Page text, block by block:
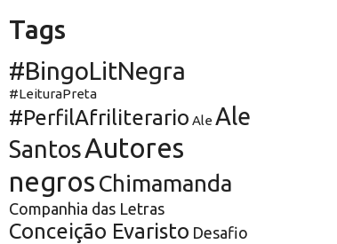
Tags
#BingoLitNegra
#LeituraPreta
#PerfilAfriliterario Ale Ale
SantosAutores
negros Chimamanda
Companhia das Letras
Conceição Evaristo Desafio